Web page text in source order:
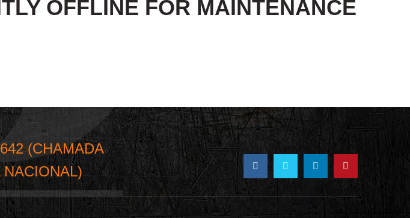
OFFLINE FOR MAINTENANCE
(CHAMADA
NACIONAL)